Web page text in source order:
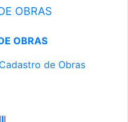
OBRAS
OBRAS
de Obras